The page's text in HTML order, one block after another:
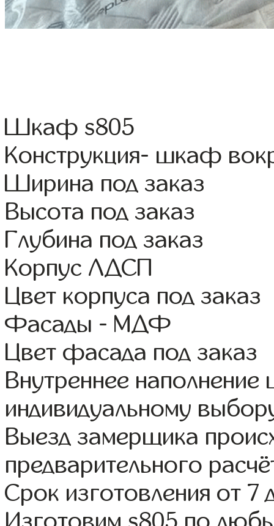
Шкаф s805
Конструкция- шкаф
Ширина под заказ
Высота под заказ
Глубина под заказ
Корпус ЛДСП
Цвет корпуса под заказ
Фасады - МДФ
Цвет фасада под заказ
Внутреннее
индивидуальному
Выезд замерщика
предварительного
Срок изготовления от 7